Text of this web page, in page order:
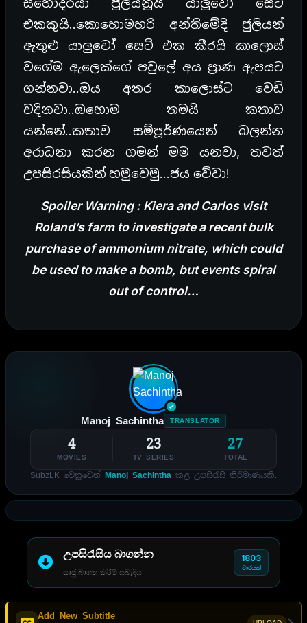
සහෝදරයා ජුලියනුයි යාලුවෝ සෙට්
එකකුයි..කොහොමහරි අන්තිමේදි ජුලියන්
ඇතුළු යාලුවෝ සෙට් එක කීරයි කාලොස්
වගේම ඇලෙක්ගේ පවුලේ අය ප්‍රාණ ඇපයට
ගන්නවා..ඔය අතර කාලොස්ට වෙඩි
වදිනවා..ඔහොම තමයි කතාව
යන්නේ..කතාව සම්පූර්ණයෙන් බලන්න
අරාධනා කරන ගමන් මම යනවා, තවත්
උපසිරසියකින් හමුවෙමු…ජය වේවා!
Spoiler Warning : Kiera and Carlos visit
Roland’s farm to investigate a recent bulk
purchase of ammonium nitrate, which could
be used to make a bomb, but events spiral
out of control…
Manoj Sachintha TRANSLATOR
4
MOVIES
23
TV SERIES
27
TOTAL
SubzLK වෙනුවෙන් Manoj Sachintha කළ උපසිරැසි නිර්මාණයකි.
උපසිරැසිය බාගන්න
සෘජු බාගත කිරීම් සබැඳිය
1803
වාරයක්
Add New Subtitle